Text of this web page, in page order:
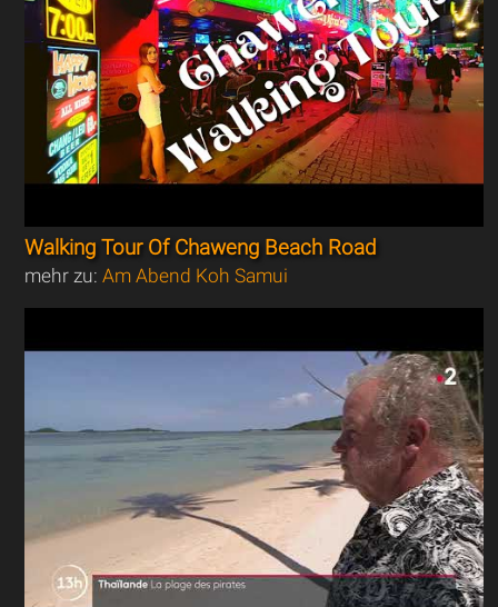
Walking Tour Of Chaweng Beach Road
mehr zu:Am Abend Koh Samui